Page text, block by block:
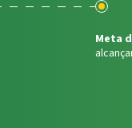
Meta